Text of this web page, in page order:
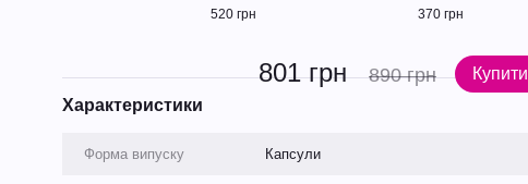
520 грн
370 грн
801 грн 890 грн Купити
Характеристики
Форма випуску Капсули